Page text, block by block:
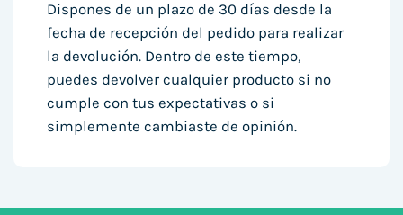
Dispones de un plazo de 30 días desde la
fecha de recepción del pedido para realizar
la devolución. Dentro de este tiempo,
puedes devolver cualquier producto si no
cumple con tus expectativas o si
simplemente cambiaste de opinión.